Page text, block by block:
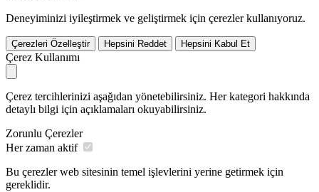
Deneyiminizi iyileştirmek ve geliştirmek için çerezler kullanıyoruz.
Çerezleri Özelleştir Hepsini Reddet Hepsini Kabul Et
Çerez Kullanımı
Çerez tercihlerinizi aşağıdan yönetebilirsiniz. Her kategori hakkında
detaylı bilgi için açıklamaları okuyabilirsiniz.
Zorunlu Çerezler
Her zaman aktif
Bu çerezler web sitesinin temel işlevlerini yerine getirmek için
gereklidir.